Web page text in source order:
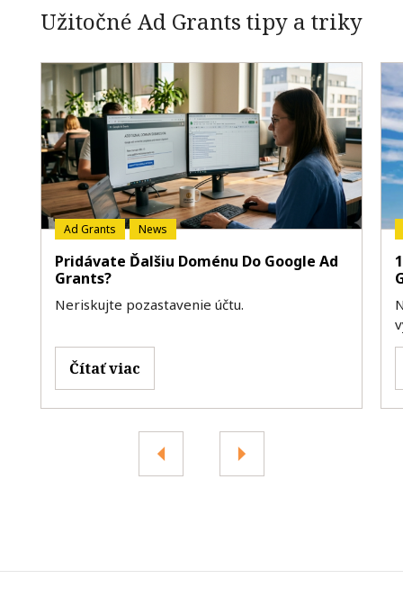
Užitočné Ad Grants tipy a triky
Ad Grants News
Pridávate Ďalšiu Doménu Do Google Ad
Grants?
Neriskujte pozastavenie účtu.
Čítať viac